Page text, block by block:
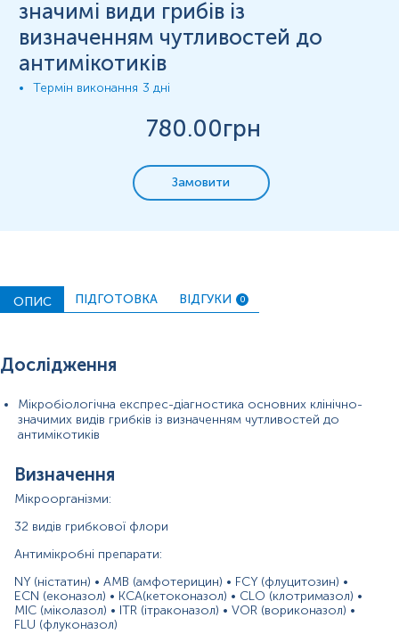
Застосування
лікування антибактеріальними, імунобіологічними,
протигрибковими, противірусними препаратами.
2. При контролі лікування (після закінчення курсу
лікування): а) без прийому антибактеріальних,
імунобіологічних, протигрибкових, противірусних
3. Впродовж 3-х діб виключити статеві контакти.
менструації (лише через 3 дні після її закінчення).
та застосування внутрішньо-вагінальних свічок, мазей,
тампонів.
6. Для чоловіків: Протягом 3-х діб утриматись від сім’я
Застереження!
Відбір біоматеріалу на пункті забору біоматеріалу не
проводиться у дітей до 18 років, вагітних, незайманих
(лише доставлений біологічний матеріал).
Самостійно проводити відбір не рекомендується, для
гарантування правильного результату відбір має
значимі види грибів із
визначенням чутливостей до
антимікотиків
Термін виконання 3 дні
780.00грн
Замовити
ОПИС ПІДГОТОВКА ВІДГУКИ 0
Дослідження
Мікробіологічна експрес-діагностика основних клінічно-
значимих видів грибків із визначенням чутливостей до
антимікотиків
Визначення
Мікроорганізми:
32 видів грибкової флори
Антимікробні препарати:
NY (ністатин) • AMB (амфотерицин) • FCY (флуцитозин) •
ECN (еконазол) • KCA(кетоконазол) • CLO (клотримазол) •
MIC (міколазол) • ITR (ітраконазол) • VOR (вориконазол) •
FLU (флуконазол)